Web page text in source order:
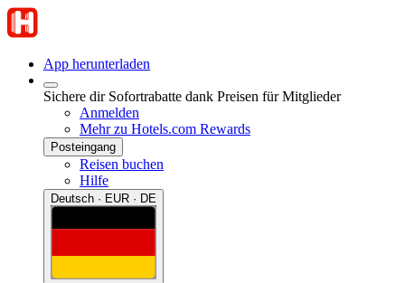
App herunterladen
Sichere dir Sofortrabatte dank Preisen für Mitglieder
Anmelden
Mehr zu Hotels.com Rewards
Posteingang
Reisen buchen
Hilfe
Deutsch · EUR · DE